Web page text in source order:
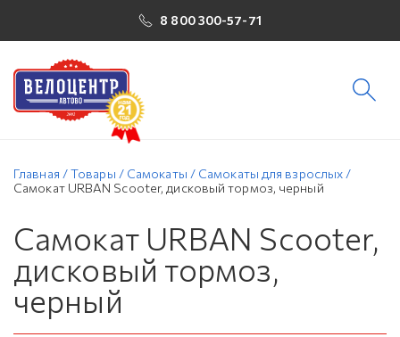
8 800 300-57-71
Главная /Товары / Самокаты / Самокаты для взрослых /
Самокат URBAN Scooter, дисковый тормоз, черный
Самокат URBAN Scooter,
дисковый тормоз,
черный